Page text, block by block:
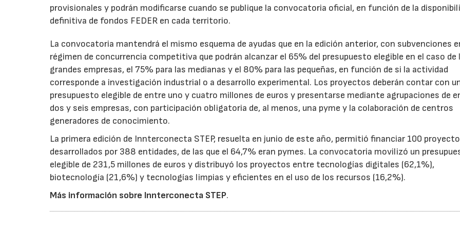
provisionales y podrán modificarse cuando se publique la convocatoria oficial, en función de la
definitiva de fondos FEDER en cada territorio.
La convocatoria mantendrá el mismo esquema de ayudas que en la edición anterior, con subvenciones
régimen de concurrencia competitiva que podrán alcanzar el 65% del presupuesto elegible en el caso de
grandes empresas, el 75% para las medianas y el 80% para las pequeñas, en función de si la actividad
corresponde a investigación industrial o a desarrollo experimental. Los proyectos deberán contar con
presupuesto elegible de entre uno y cuatro millones de euros y presentarse mediante agrupaciones de
dos y seis empresas, con participación obligatoria de, al menos, una pyme y la colaboración de centros
generadores de conocimiento.
La primera edición de Innterconecta STEP, resuelta en junio de este año, permitió financiar 100
desarrollados por 388 entidades, de las que el 64,7% eran pymes. La convocatoria movilizó un
elegible de 231,5 millones de euros y distribuyó los proyectos entre tecnologías digitales (62,1%),
biotecnología (21,6%) y tecnologías limpias y eficientes en el uso de los recursos (16,2%).
Más información sobre Innterconecta STEP.